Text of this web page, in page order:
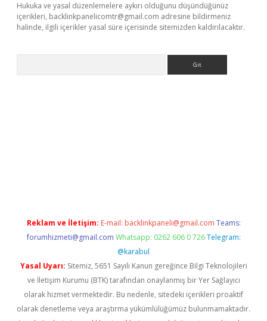
Hukuka ve yasal düzenlemelere aykırı olduğunu düşündüğünüz
içerikleri, backlinkpanelicomtr@gmail.com adresine bildirmeniz
halinde, ilgili içerikler yasal süre içerisinde sitemizden kaldırılacaktır.
Reklam ve İletişim: E-mail: backlinkpaneli@gmail.com Teams:
forumhizmeti@gmail.com Whatsapp: 0262 606 0 726 Telegram:
@karabul
Yasal Uyarı: Sitemiz, 5651 Sayılı Kanun gereğince Bilgi Teknolojileri
ve İletişim Kurumu (BTK) tarafından onaylanmış bir Yer Sağlayıcı
olarak hizmet vermektedir. Bu nedenle, sitedeki içerikleri proaktif
olarak denetleme veya araştırma yükümlülüğümüz bulunmamaktadır.